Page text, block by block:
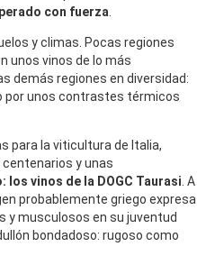
con fuerza.
y climas. Pocas regiones
unos vinos de lo más
demás regiones en diversidad:
por unos contrastes térmicos
para la viticultura de Italia,
centenarios y unas
los vinos de la DOGC Taurasi. A
probablemente griego expresa
y musculosos en su juventud
bondadoso: rugoso como